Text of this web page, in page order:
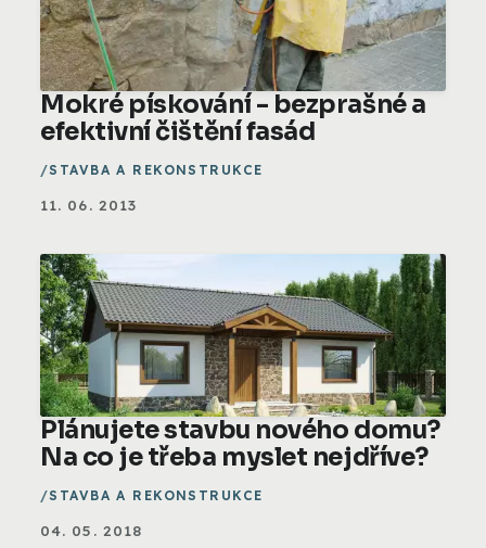
Mokré pískování - bezprašné a
efektivní čištění fasád
STAVBA A REKONSTRUKCE
11. 06. 2013
Plánujete stavbu nového domu?
Na co je třeba myslet nejdříve?
STAVBA A REKONSTRUKCE
04. 05. 2018